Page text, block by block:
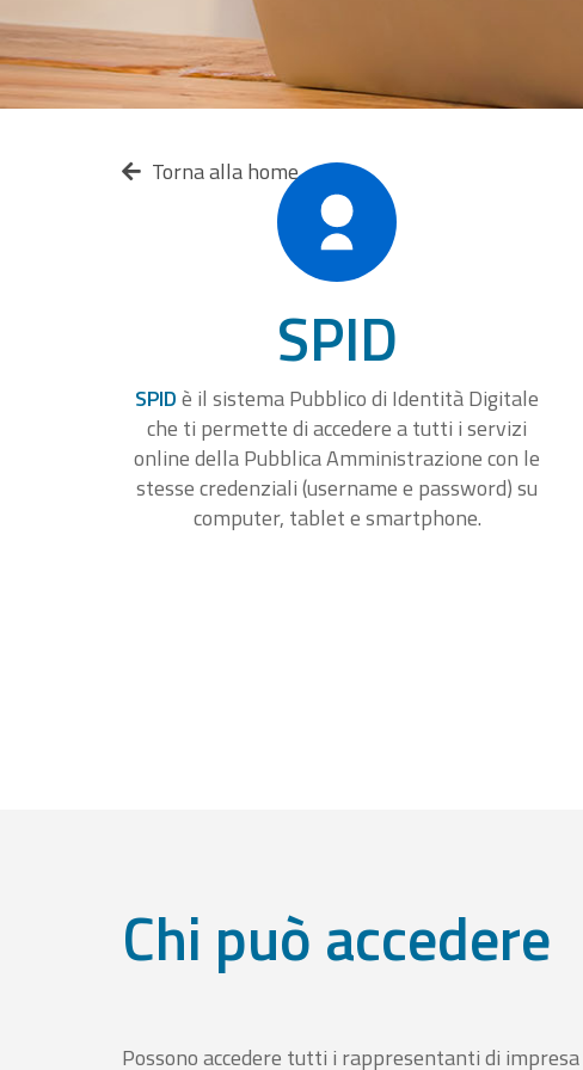
Torna alla home
SPID
SPIDè il sistema Pubblico di Identità Digitale
che ti permette di accedere a tutti i servizi
online della Pubblica Amministrazione con le
stesse credenziali (username e password) su
computer, tablet e smartphone.
Chi può accedere
Possono accedere tutti i rappresentanti di impresa